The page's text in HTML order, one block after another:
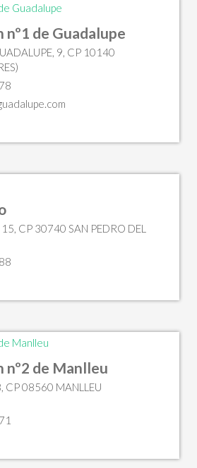
de Guadalupe
9, CP 10140
CP 30740 SAN PEDRO DEL
de Manlleu
CP 08560 MANLLEU